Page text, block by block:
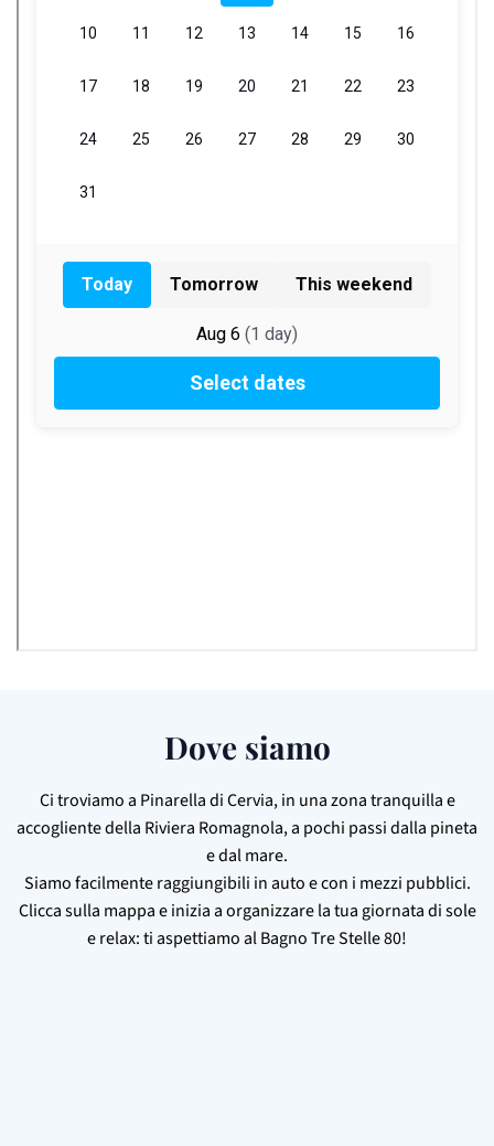
Dove siamo
Ci troviamo a Pinarella di Cervia, in una zona tranquilla e
accogliente della Riviera Romagnola, a pochi passi dalla pineta
e dal mare.
Siamo facilmente raggiungibili in auto e con i mezzi pubblici.
Clicca sulla mappa e inizia a organizzare la tua giornata di sole
e relax: ti aspettiamo al Bagno Tre Stelle 80!